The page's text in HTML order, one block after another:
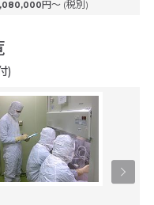
円〜 (税別)
)